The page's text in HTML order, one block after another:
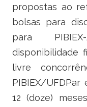
Ministério das Cidades
Ministério da Transparência
propostas ao
bolsas para
para
disponibilidade
livre
PIBIEX/UFDPar
12 (doze)